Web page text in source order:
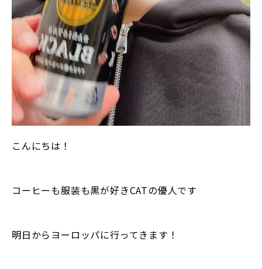
こんにちは！
コーヒーも服装も黒が好きCATの優人です
明日からヨーロッパに行ってきます！